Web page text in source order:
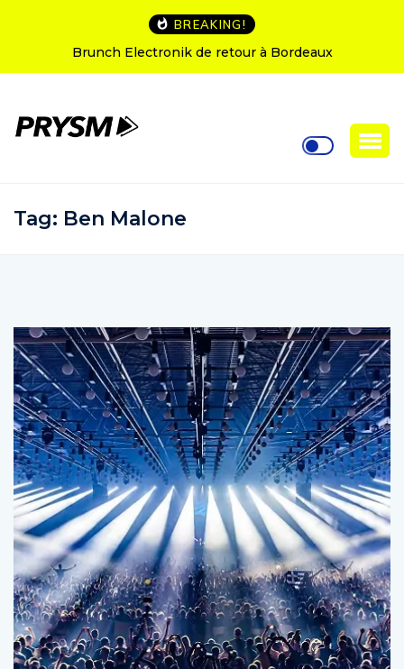
BREAKING!
de retour à Bordeaux
L’Amnesia Ibiza
Tag: Ben Malone